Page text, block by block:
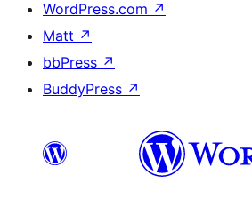
WordPress.com ↗
Matt ↗
bbPress ↗
BuddyPress ↗